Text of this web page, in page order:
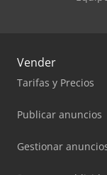
Vender
Tarifas y Precios
Publicar anuncios
Gestionar